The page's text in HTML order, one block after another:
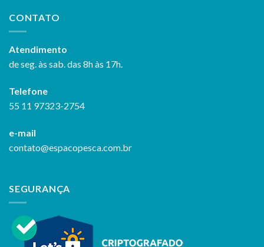
CONTATO
Atendimento
de seg. às sab. das 8h às 17h.
Telefone
55 11 97323-2754
e-mail
contato@espacopesca.com.br
SEGURANÇA